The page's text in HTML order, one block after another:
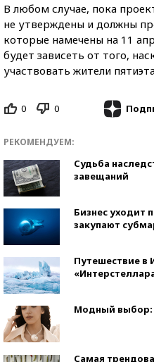
В любом случае, пока
не утверждены и должны
которые намечены на 11
будет зависеть от того,
участвовать жители
0 0
РЕКОМЕНДУЕМ:
Судьба
завещаний
Бизнес уходит
закупают
Путешествие в
Модный выбор:
Самая